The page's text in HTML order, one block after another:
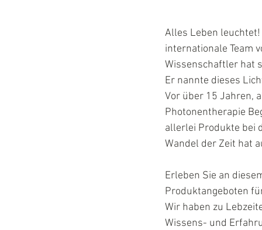
Alles Leben
internationale Team
Wissenschaftler hat
Er nannte dieses
Vor über 15 Jahren,
Photonentherapie
allerlei Produkte bei
Wandel der Zeit hat
Erleben Sie an
Produktangeboten
Wir haben zu
Wissens- und